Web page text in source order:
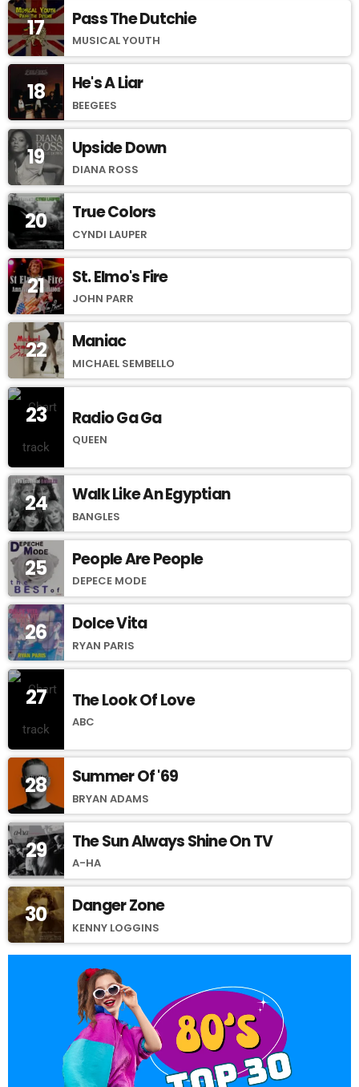
17 Pass The Dutchie
MUSICAL YOUTH
18 He's A Liar
BEEGEES
19 Upside Down
DIANA ROSS
20 True Colors
CYNDI LAUPER
21 St. Elmo's Fire
JOHN PARR
22 Maniac
MICHAEL SEMBELLO
23 Radio Ga Ga
QUEEN
24 Walk Like An Egyptian
BANGLES
25 People Are People
DEPECE MODE
26 Dolce Vita
RYAN PARIS
27 The Look Of Love
ABC
28 Summer Of '69
BRYAN ADAMS
29 The Sun Always Shine On TV
A-HA
30 Danger Zone
KENNY LOGGINS